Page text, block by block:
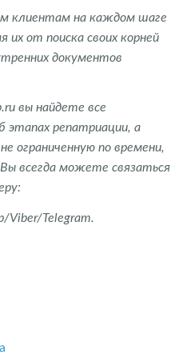
клиентам на каждом шаге
их от поиска своих корней
документов
вы найдете все
этапах репатриации, а
ограниченную по времени,
всегда можете связаться
Viber/Telegram.